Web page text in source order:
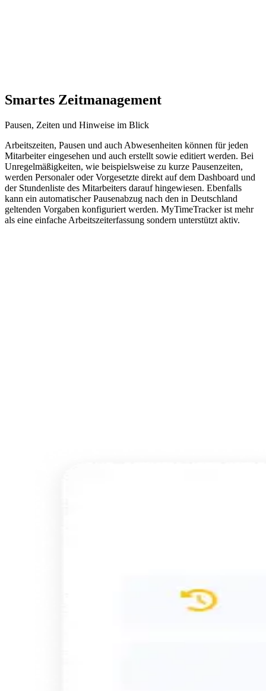
Smartes Zeitmanagement
Pausen, Zeiten und Hinweise im Blick
Arbeitszeiten, Pausen und auch Abwesenheiten können für jeden
Mitarbeiter eingesehen und auch erstellt sowie editiert werden. Bei
Unregelmäßigkeiten, wie beispielsweise zu kurze Pausenzeiten,
werden Personaler oder Vorgesetzte direkt auf dem Dashboard und
der Stundenliste des Mitarbeiters darauf hingewiesen. Ebenfalls
kann ein automatischer Pausenabzug nach den in Deutschland
geltenden Vorgaben konfiguriert werden. MyTimeTracker ist mehr
als eine einfache Arbeitszeiterfassung sondern unterstützt aktiv.